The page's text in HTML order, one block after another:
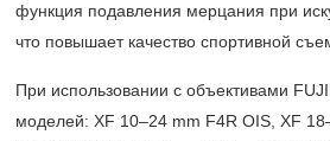
функция подавления мерцания при
что повышает качество спортивной
При использовании с объективами
моделей: XF 10–24 mm F4R OIS, XF